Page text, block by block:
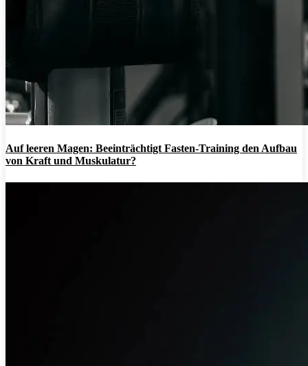
Auf leeren Magen: Beeinträchtigt Fasten-Training den Aufbau
von Kraft und Muskulatur?